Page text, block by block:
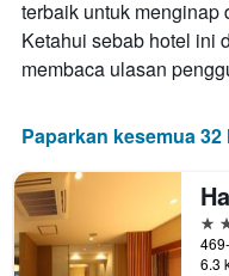
terbaik untuk menginap
Ketahui sebab hotel ini
membaca ulasan
Paparkan kesemua 32
3
6.3